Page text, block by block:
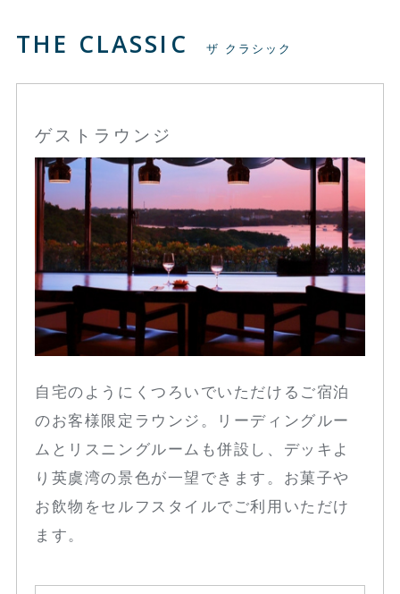
THE CLASSIC ザ クラシック
ゲストラウンジ
自宅のようにくつろいでいただけるご宿泊
のお客様限定ラウンジ。リーディングルー
ムとリスニングルームも併設し、デッキよ
り英虞湾の景色が一望できます。お菓子や
お飲物をセルフスタイルでご利用いただけ
ます。